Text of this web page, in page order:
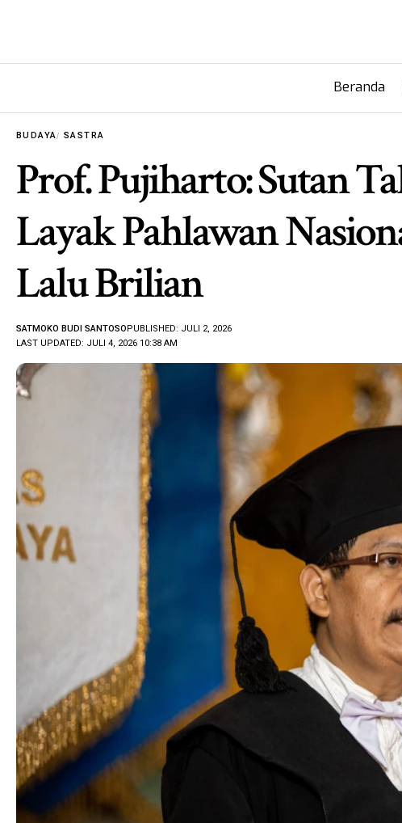
Beranda
BUDAYA SASTRA
Prof. Pujiharto: Sutan
Layak Pahlawan
Lalu Brilian
LAST UPDATED: JULI 4, 2026 10:38 AM
SATMOKO BUDI SANTOSOPUBLISHED: JULI 2, 2026